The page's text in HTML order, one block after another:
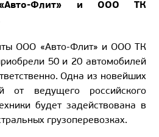
Флит» и ООО ТК
ООО «Авто-Флит» и ООО ТК
50 и 20 автомобилей
Одна из новейших
от ведущего российского
будет задействована в
грузоперевозках.